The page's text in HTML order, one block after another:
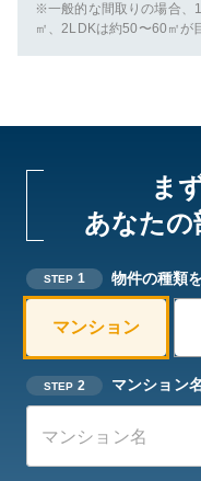
※一般的な間取りの場合、
㎡、2LDKは約50〜60㎡が
ま
あなたの
STEP 1 物件の種類
マンション
STEP 2 マンション